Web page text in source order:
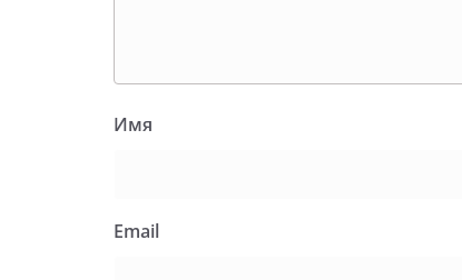
Имя
Email